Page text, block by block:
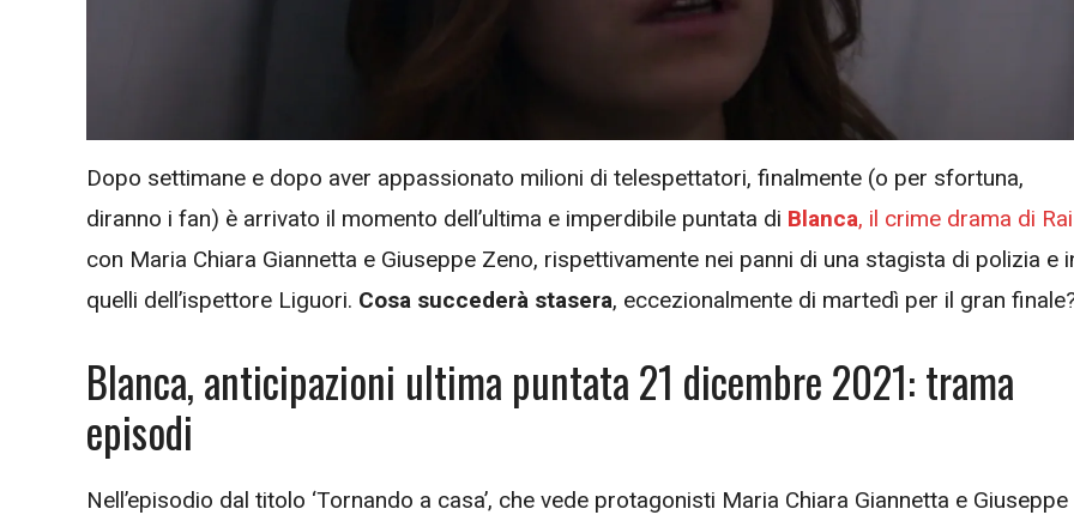
Dopo settimane e dopo aver appassionato milioni di telespettatori, finalmente (o per sfortuna,
diranno i fan) è arrivato il momento dell’ultima e imperdibile puntata di Blanca, il crime drama di
con Maria Chiara Giannetta e Giuseppe Zeno, rispettivamente nei panni di una stagista di polizia e
quelli dell’ispettore Liguori. Cosa succederà stasera, eccezionalmente di martedì per il gran
Blanca, anticipazioni ultima puntata 21 dicembre 2021: trama
episodi
Nell’episodio dal titolo ‘Tornando a casa’, che vede protagonisti Maria Chiara Giannetta e Giuseppe